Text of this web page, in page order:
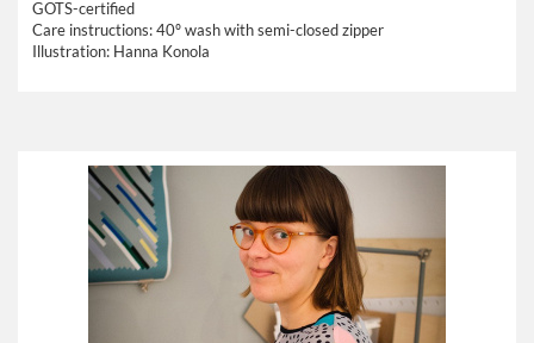
GOTS-certified
Care instructions: 40º wash with semi-closed zipper
Illustration: Hanna Konola